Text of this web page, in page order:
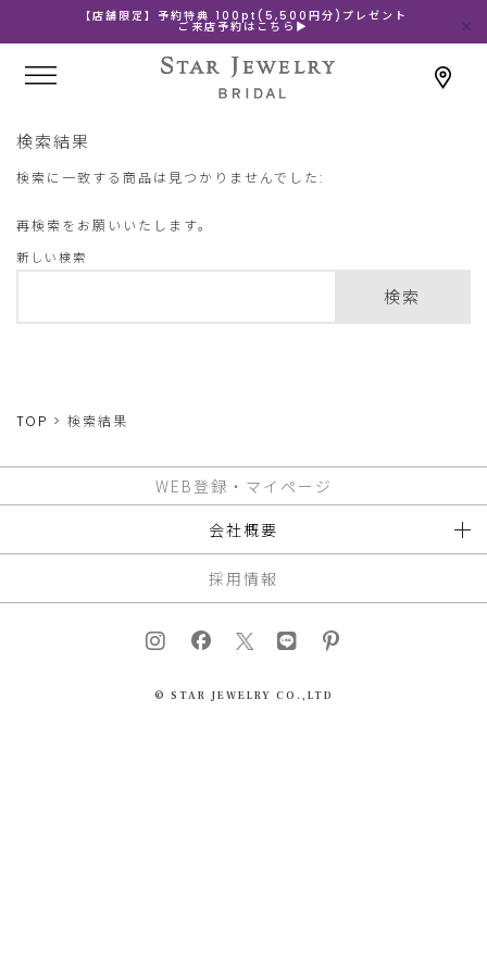
【店舗限定】予約特典 100pt(5,500円分)プレゼント
ご来店予約はこちら▶
検索結果
検索に一致する商品は見つかりませんでした:
再検索をお願いいたします。
新しい検索
検索
TOP 検索結果
WEB登録・マイページ
会社概要
採用情報
© STAR JEWELRY CO.,LTD